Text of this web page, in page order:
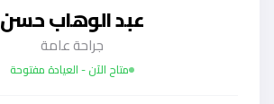
عبد الوهاب حسن
جراحة عامة
متاح الآن - العيادة مفتوحة